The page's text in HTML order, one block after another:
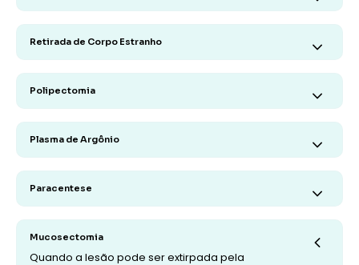
Retirada de Corpo Estranho
Polipectomia
Plasma de Argônio
Paracentese
Mucosectomia
Quando a lesão pode ser extirpada pela